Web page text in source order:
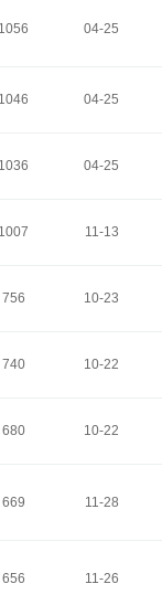
1056 04-25
1046 04-25
1036 04-25
1007 11-13
756 10-23
740 10-22
680 10-22
669 11-28
656 11-26